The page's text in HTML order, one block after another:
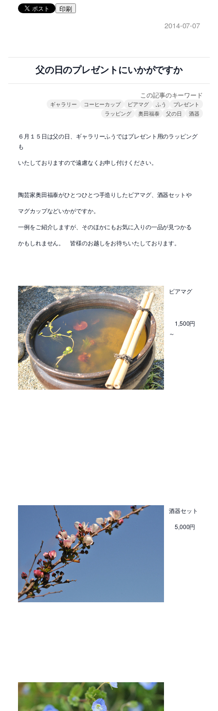
印刷
2014-07-07
父の日のプレゼントにいかがですか
この記事のキーワード
ギャラリー コーヒーカップ ビアマグ ふう
プレゼント
ラッピング
奥田福泰 父の日 酒器
６月１５日は父の日、ギャラリーふうではプレゼント用のラッピング
も
いたしておりますので遠慮なくお申し付けください。
陶芸家奥田福泰がひとつひとつ手造りしたビアマグ、酒器セットや
マグカップなどいかがですか。
一例をご紹介しますが、そのほかにもお気に入りの一品が見つかる
かもしれません。 皆様のお越しをお待ちいたしております。
ビアマグ
1,500円
～
酒器セット
5,000円